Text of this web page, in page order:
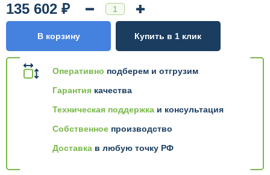
Оперативно подберем и отгрузим
Гарантия качества
Техническая поддержка и консультация
Собственное производство
Доставка в любую точку РФ
135 602 ₽
В корзину Купить в 1 клик